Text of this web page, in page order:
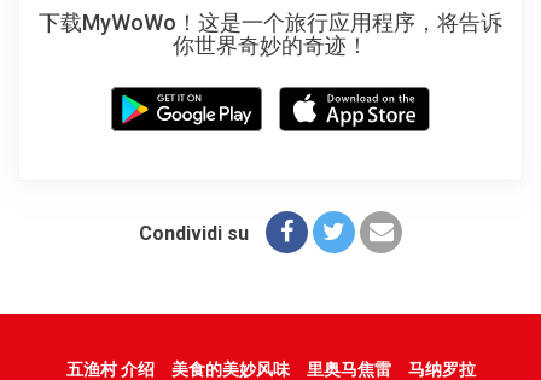
下载MyWoWo！这是一个旅行应用程序，将告诉
你世界奇妙的奇迹！
Condividi su
五渔村 介绍 美食的美妙风味 里奥马焦雷
马纳罗拉